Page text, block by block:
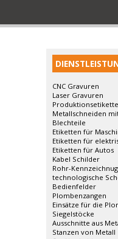
CNC Gravuren
Laser Gravuren
Metallschneiden
Blechteile
Etiketten für
Etiketten für
Etiketten für Autos
Kabel Schilder
Rohr-
technologische
Bedienfelder
Plombenzangen
Einsätze für die
Siegelstöcke
Ausschnitte aus
Stanzen von Metall